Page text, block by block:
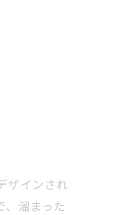
ザインされ
溜まった